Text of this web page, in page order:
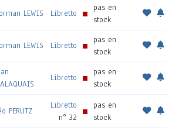
LEWIS Libretto
pas en
stock
LEWIS Libretto
pas en
stock
Libretto
pas en
stock
PERUTZ
Libretto
n° 32
pas en
stock